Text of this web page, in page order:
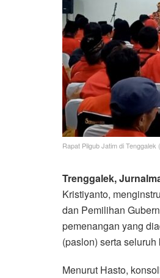
Rapat Pilgub Jatim di
Trenggalek,
Kristiyanto,
dan Pemilihan
pemenangan yang
(paslon) serta
Menurut Hasto,